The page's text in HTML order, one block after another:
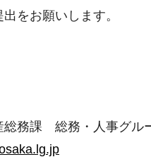
をお願いします。
総務課 総務・人事グ